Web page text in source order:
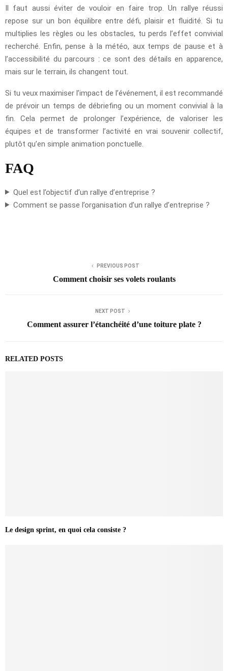
Il faut aussi éviter de vouloir en faire trop. Un rallye réussi
repose sur un bon équilibre entre défi, plaisir et fluidité. Si tu
multiplies les règles ou les obstacles, tu perds l’effet convivial
recherché. Enfin, pense à la météo, aux temps de pause et à
l’accessibilité du parcours : ce sont des détails en apparence,
mais sur le terrain, ils changent tout.
Si tu veux maximiser l’impact de l’événement, il est recommandé
de prévoir un temps de débriefing ou un moment convivial à la
fin. Cela permet de prolonger l’expérience, de valoriser les
équipes et de transformer l’activité en vrai souvenir collectif,
plutôt qu’en simple animation ponctuelle.
FAQ
Quel est l’objectif d’un rallye d’entreprise ?
Comment se passe l’organisation d’un rallye d’entreprise ?
PREVIOUS POST
Comment choisir ses volets roulants
NEXT POST
Comment assurer l’étanchéité d’une toiture plate ?
RELATED POSTS
Le design sprint, en quoi cela consiste ?